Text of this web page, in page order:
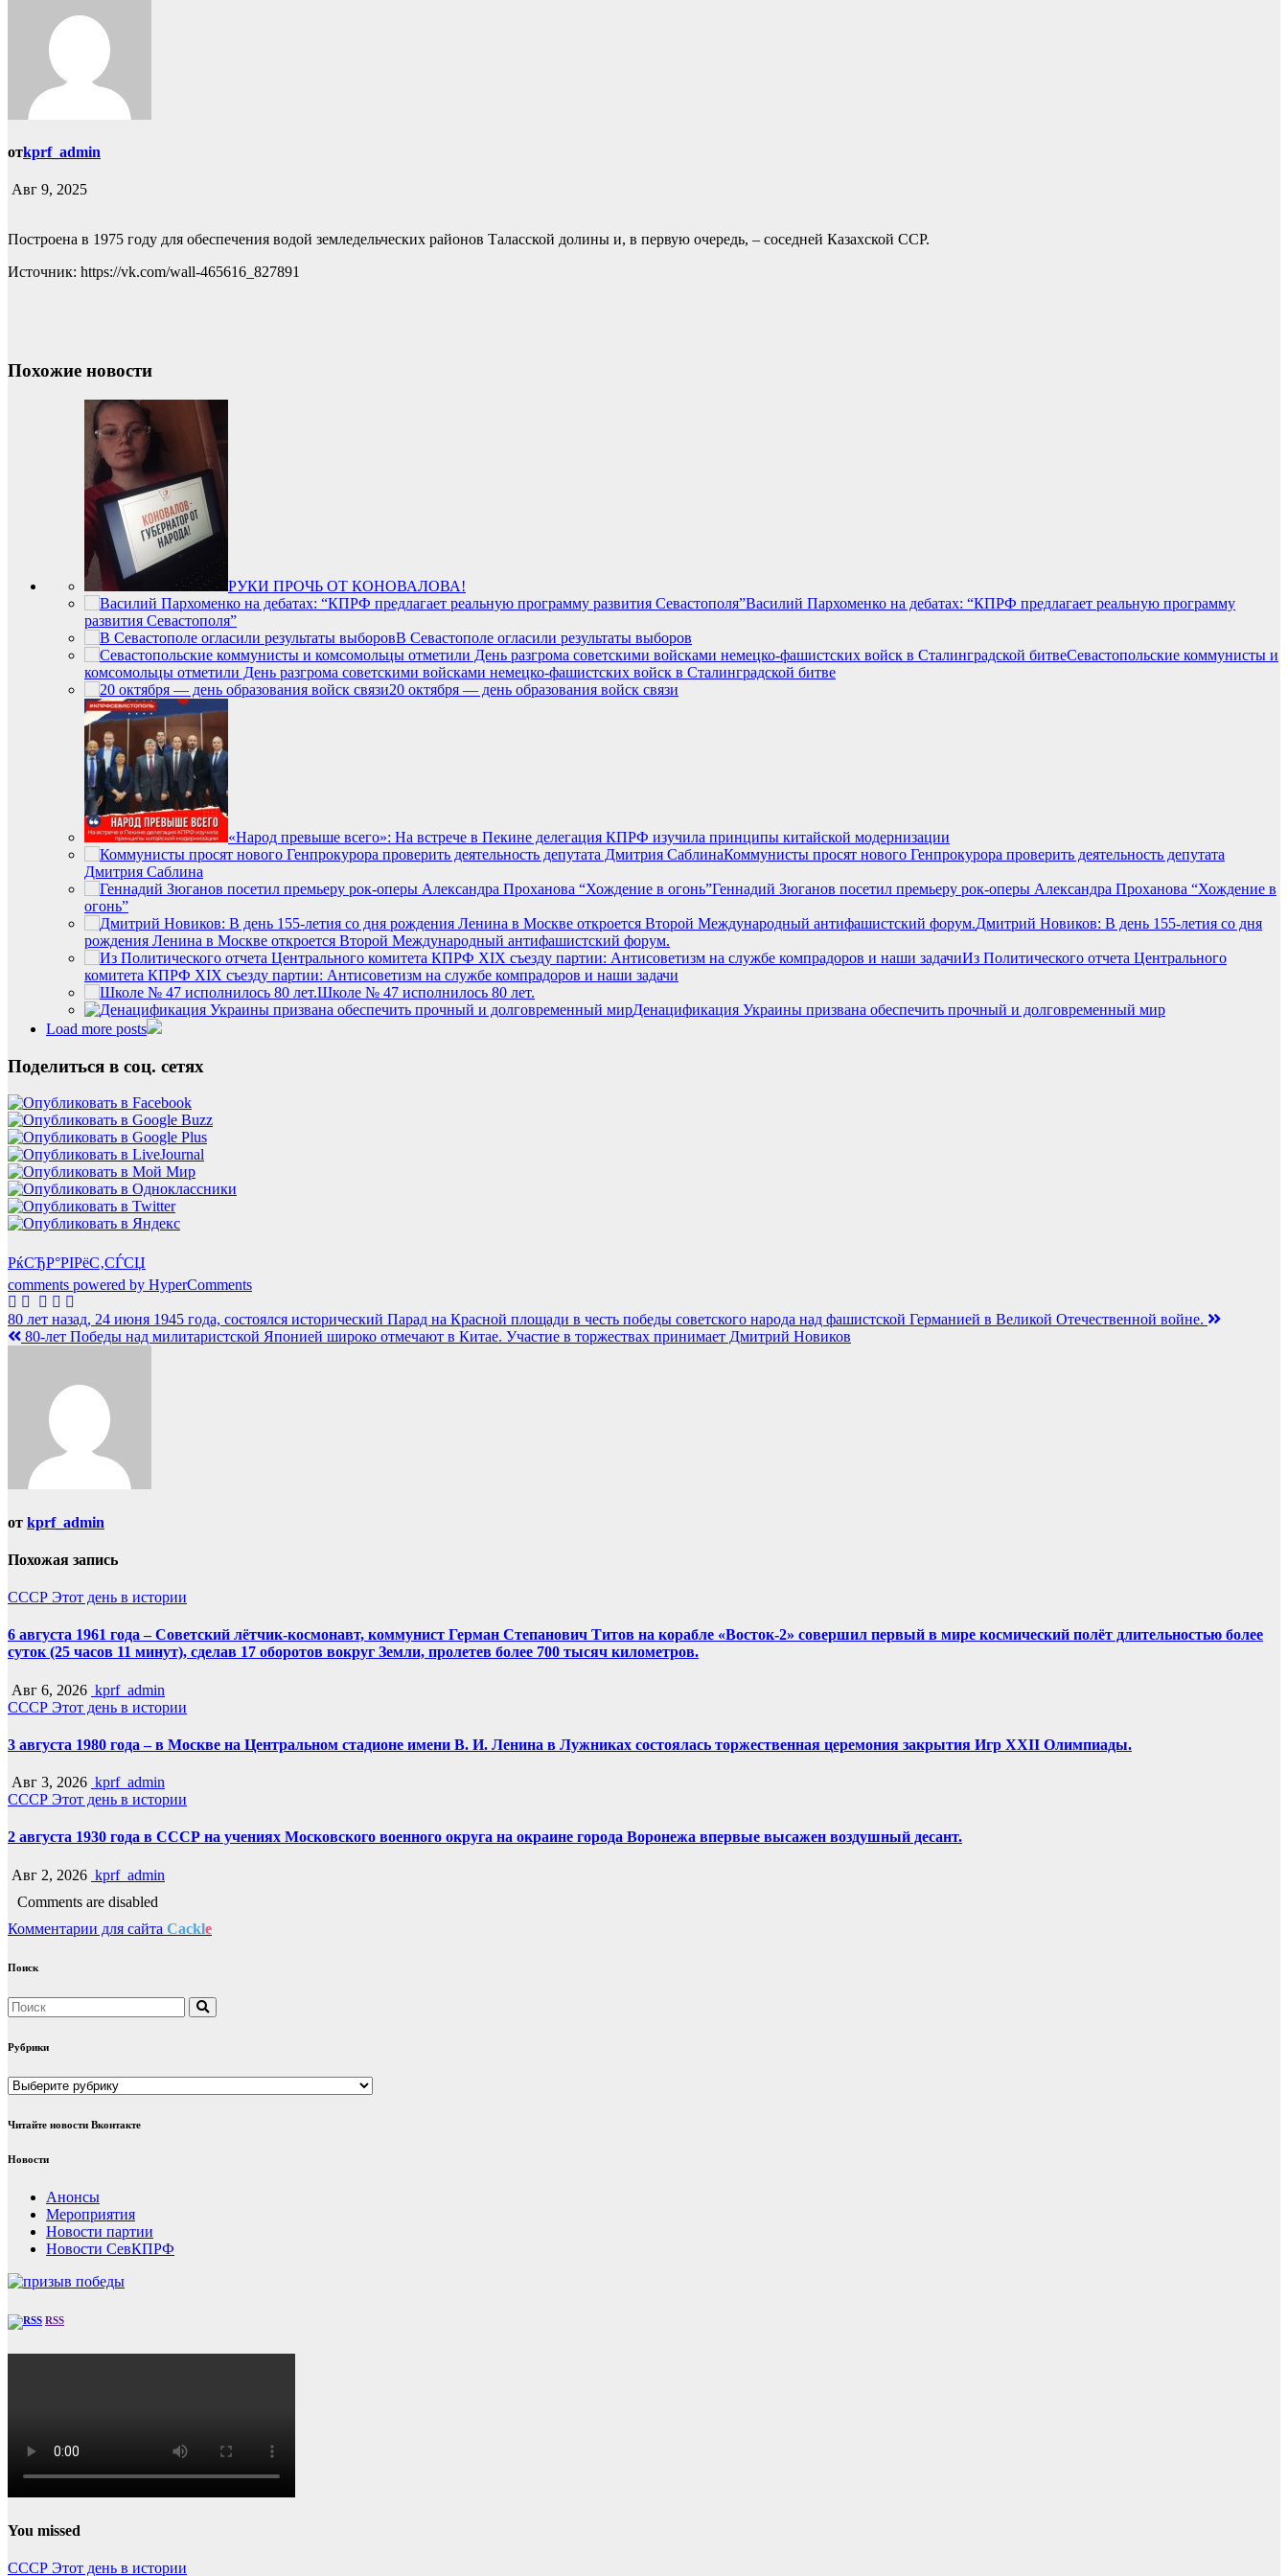
отkprf_admin
Авг 9, 2025
Построена в 1975 году для обеспечения водой земледельческих районов Таласской долины и, в первую очередь, – соседней Казахской ССР.
Источник: https://vk.com/wall-465616_827891
Похожие новости
РУКИ ПРОЧЬ ОТ КОНОВАЛОВА!
Василий Пархоменко на дебатах: “КПРФ предлагает реальную программу
развития Севастополя”
В Севастополе огласили результаты выборов
Севастопольские коммунисты и
комсомольцы отметили День разгрома советскими войсками немецко-фашистских войск в Сталинградской битве
20 октября — день образования войск связи
«Народ превыше всего»: На встрече в Пекине делегация КПРФ изучила принципы китайской модернизации
Коммунисты просят нового Генпрокурора проверить деятельность депутата
Дмитрия Саблина
Геннадий Зюганов посетил премьеру рок-оперы Александра Проханова “Хождение в
огонь”
Дмитрий Новиков: В день 155-летия со дня
рождения Ленина в Москве откроется Второй Международный антифашистский форум.
Из Политического отчета Центрального
комитета КПРФ XIX съезду партии: Антисоветизм на службе компрадоров и наши задачи
Школе № 47 исполнилось 80 лет.
Денацификация Украины призвана обеспечить прочный и долговременный мир
Load more posts
Поделиться в соц. сетях
РќСЂР°РІРёС‚СЃСЏ
comments powered by HyperComments
Навигация
по
80 лет назад, 24 июня 1945 года, состоялся исторический Парад на Красной площади в честь победы советского народа над фашистской Германией в Великой Отечественной войне.
80-лет Победы над милитаристской Японией широко отмечают в Китае. Участие в торжествах принимает Дмитрий Новиков
от kprf_admin
Похожая запись
СССР Этот день в истории
6 августа 1961 года – Советский лётчик-космонавт, коммунист Герман Степанович Титов на корабле «Восток-2» совершил первый в мире космический полёт длительностью более
суток (25 часов 11 минут), сделав 17 оборотов вокруг Земли, пролетев более 700 тысяч километров.
Авг 6, 2026 kprf_admin
СССР Этот день в истории
3 августа 1980 года – в Москве на Центральном стадионе имени В. И. Ленина в Лужниках состоялась торжественная церемония закрытия Игр XXII Олимпиады.
Авг 3, 2026 kprf_admin
СССР Этот день в истории
2 августа 1930 года в СССР на учениях Московского военного округа на окраине города Воронежа впервые высажен воздушный десант.
Авг 2, 2026 kprf_admin
Comments are disabled
Комментарии для сайта Cackle
Поиск
Рубрики
Рубрики
Читайте новости Вконтакте
Новости
Анонсы
Мероприятия
Новости партии
Новости СевКПРФ
RSS
You missed
СССР Этот день в истории